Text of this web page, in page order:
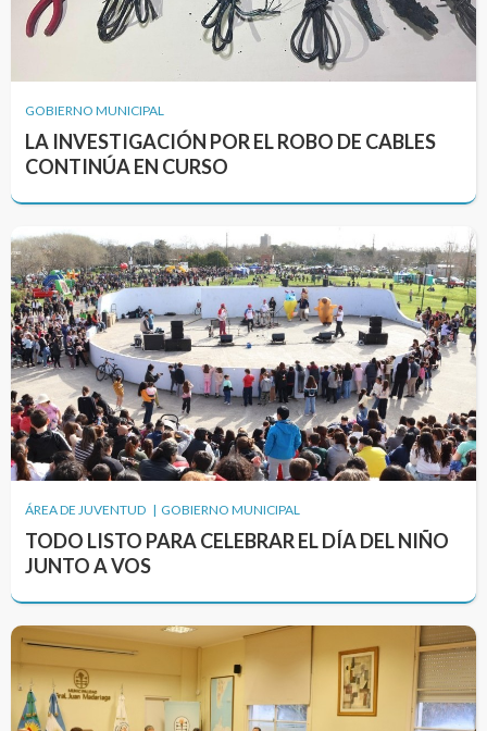
GOBIERNO MUNICIPAL
LA INVESTIGACIÓN POR EL ROBO DE CABLES
CONTINÚA EN CURSO
ÁREA DE JUVENTUD | GOBIERNO MUNICIPAL
TODO LISTO PARA CELEBRAR EL DÍA DEL NIÑO
JUNTO A VOS